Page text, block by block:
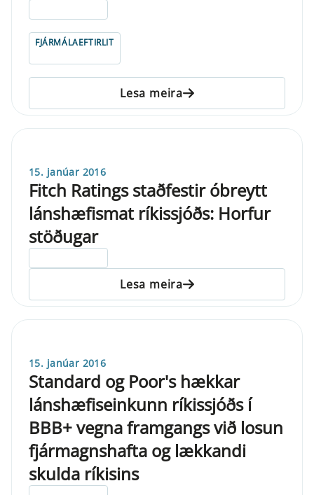
FJÁRMÁLAEFTIRLIT
Lesa meira
15. janúar 2016
Fitch Ratings staðfestir óbreytt
lánshæfismat ríkissjóðs: Horfur
stöðugar
Lesa meira
15. janúar 2016
Standard og Poor's hækkar
lánshæfiseinkunn ríkissjóðs í
BBB+ vegna framgangs við losun
fjármagnshafta og lækkandi
skulda ríkisins